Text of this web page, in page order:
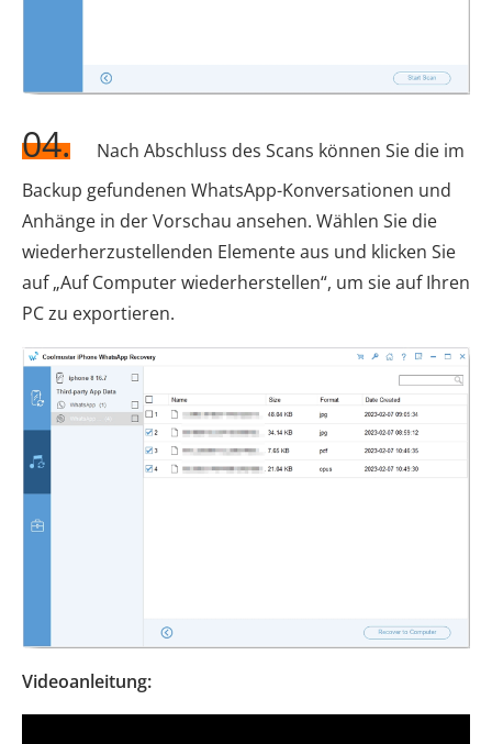
04.
Nach Abschluss des Scans können Sie die im
Backup gefundenen WhatsApp-Konversationen und
Anhänge in der Vorschau ansehen. Wählen Sie die
wiederherzustellenden Elemente aus und klicken Sie
auf „Auf Computer wiederherstellen“, um sie auf Ihren
PC zu exportieren.
Videoanleitung: